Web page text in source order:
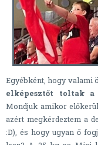
Egyébként, hogy valami
elképesztőt toltak
Mondjuk amikor
azért megkérdeztem a
:D), és hogy ugyan ő